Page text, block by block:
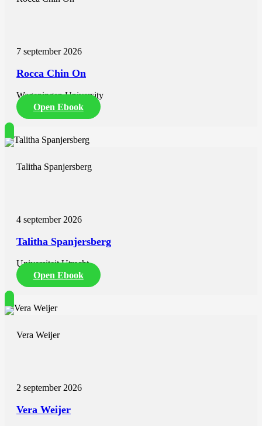
7 september 2026
Rocca Chin On
Wageningen University
Open Ebook
Talitha Spanjersberg
4 september 2026
Talitha Spanjersberg
Universiteit Utrecht
Open Ebook
Vera Weijer
2 september 2026
Vera Weijer